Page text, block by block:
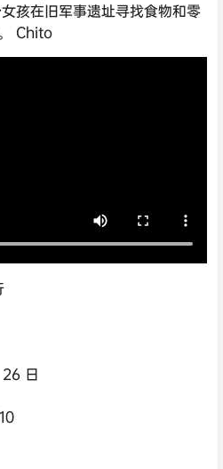
孩在旧军事遗址寻找食物和零
Chito
日